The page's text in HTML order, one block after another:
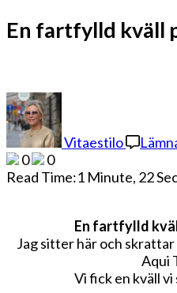
En fartfylld kväll
Vitaestilo
0
0
Read Time:1 Minute, 22
En fartfylld
Jag sitter här och
Aqui
Vi fick en kväll vi